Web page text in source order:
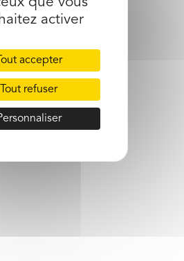
activer
Tout accepter
Tout refuser